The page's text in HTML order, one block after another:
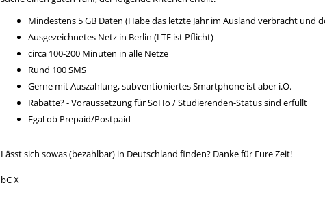
Mindestens 5 GB Daten (Habe das letzte Jahr im Ausland verbracht
Ausgezeichnetes Netz in Berlin (LTE ist Pflicht)
circa 100-200 Minuten in alle Netze
Rund 100 SMS
Gerne mit Auszahlung, subventioniertes Smartphone ist aber i.O.
Rabatte? - Voraussetzung für SoHo / Studierenden-Status sind erfüllt
Egal ob Prepaid/Postpaid
Lässt sich sowas (bezahlbar) in Deutschland finden? Danke für Eure Zeit!
bC X